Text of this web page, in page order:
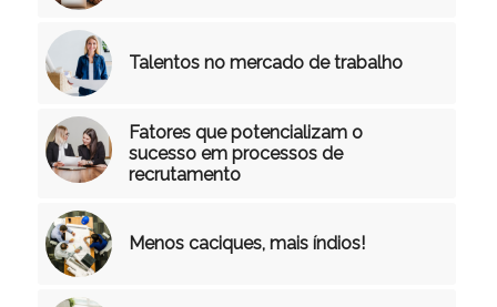
Talentos no mercado de trabalho
Fatores que potencializam o
sucesso em processos de
recrutamento
Menos caciques, mais índios!